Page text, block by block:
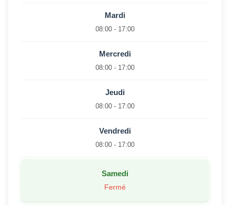
Mardi
08:00 - 17:00
Mercredi
08:00 - 17:00
Jeudi
08:00 - 17:00
Vendredi
08:00 - 17:00
Samedi
Fermé